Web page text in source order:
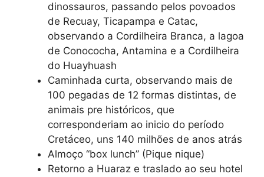
dinossauros, passando pelos povoados
de Recuay, Ticapampa e Catac,
observando a Cordilheira Branca, a lagoa
de Conococha, Antamina e a Cordilheira
do Huayhuash
Caminhada curta, observando mais de
100 pegadas de 12 formas distintas, de
animais pre históricos, que
corresponderiam ao inicio do período
Cretáceo, uns 140 milhões de anos atrás
Almoço “box lunch” (Pique nique)
Retorno a Huaraz e traslado ao seu hotel